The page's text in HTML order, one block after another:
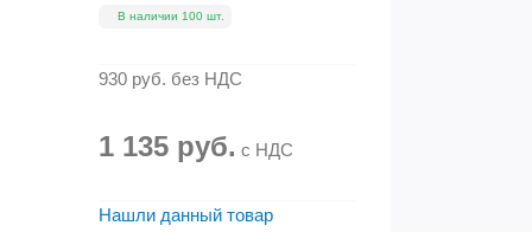
В наличии 100 шт.
930 руб. без НДС
1 135 руб. с НДС
Нашли данный товар